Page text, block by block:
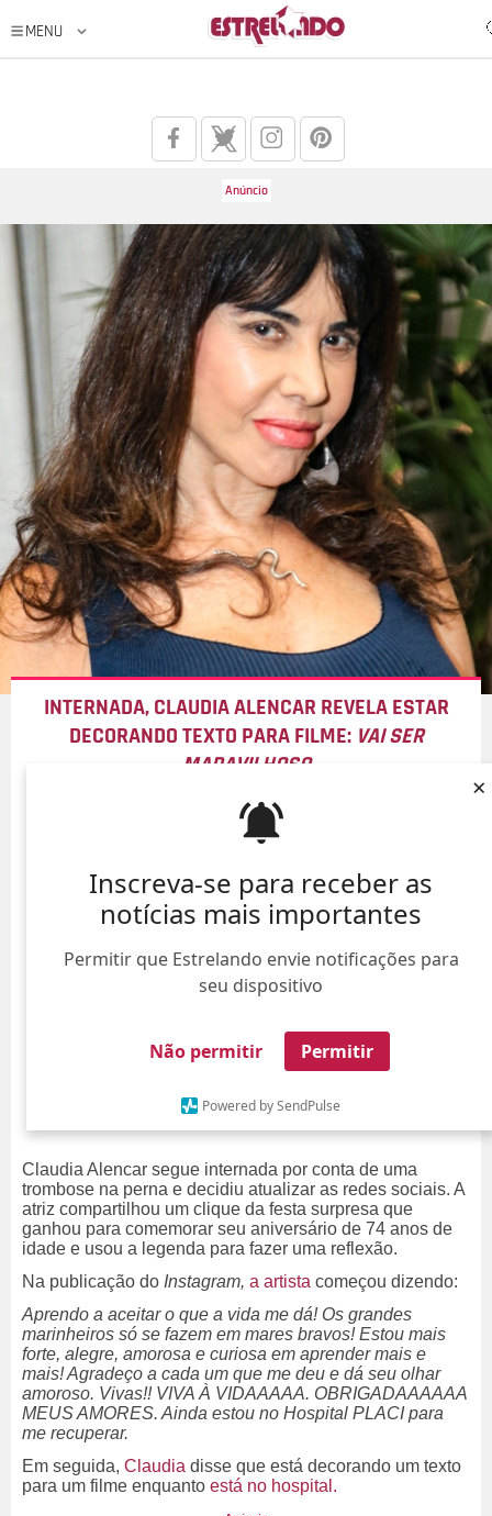
Inscreva-se para receber as
notícias mais importantes
Permitir que Estrelando envie notificações para
seu dispositivo
Não permitir Permitir
Powered by SendPulse
×
INTERNADA, CLAUDIA ALENCAR REVELA ESTAR
DECORANDO TEXTO PARA FILME: VAI SER
MARAVILHOSO
Claudia Alencar segue internada por conta de uma
trombose na perna e decidiu atualizar as redes sociais. A
atriz compartilhou um clique da festa surpresa que
ganhou para comemorar seu aniversário de 74 anos de
idade e usou a legenda para fazer uma reflexão.
Na publicação do Instagram, a artista começou dizendo:
Aprendo a aceitar o que a vida me dá! Os grandes
marinheiros só se fazem em mares bravos! Estou mais
forte, alegre, amorosa e curiosa em aprender mais e
mais! Agradeço a cada um que me deu e dá seu olhar
amoroso. Vivas!! VIVA À VIDAAAAA. OBRIGADAAAAAA
MEUS AMORES. Ainda estou no Hospital PLACI para
me recuperar.
Em seguida, Claudia disse que está decorando um texto
para um filme enquanto está no hospital.